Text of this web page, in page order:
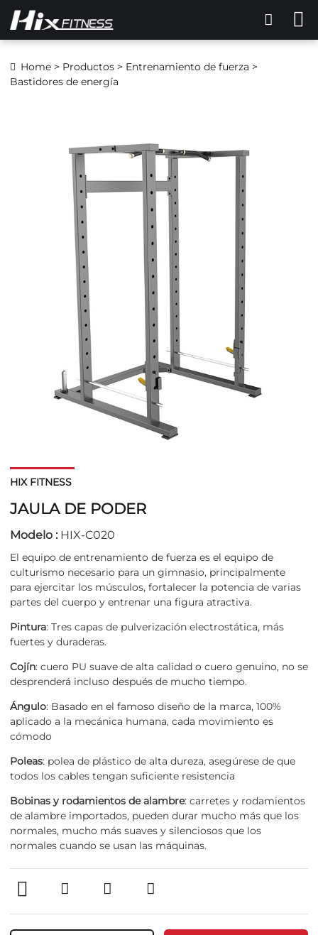
Home > Productos > Entrenamiento de fuerza >
Bastidores de energía
HIX FITNESS
JAULA DE PODER
Modelo : HIX-C020
El equipo de entrenamiento de fuerza es el equipo de
culturismo necesario para un gimnasio, principalmente
para ejercitar los músculos, fortalecer la potencia de varias
partes del cuerpo y entrenar una figura atractiva.
Pintura: Tres capas de pulverización electrostática, más
fuertes y duraderas.
Cojín: cuero PU suave de alta calidad o cuero genuino, no se
desprenderá incluso después de mucho tiempo.
Ángulo: Basado en el famoso diseño de la marca, 100%
aplicado a la mecánica humana, cada movimiento es
cómodo
Poleas: polea de plástico de alta dureza, asegúrese de que
todos los cables tengan suficiente resistencia
Bobinas y rodamientos de alambre: carretes y rodamientos
de alambre importados, pueden durar mucho más que los
normales, mucho más suaves y silenciosos que los
normales cuando se usan las máquinas.